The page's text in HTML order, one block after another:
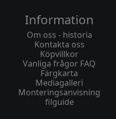
Information
Om oss - historia
Kontakta oss
Köpvillkor
Vanliga frågor FAQ
Färgkarta
Mediagalleri
Monteringsanvisning
filguide